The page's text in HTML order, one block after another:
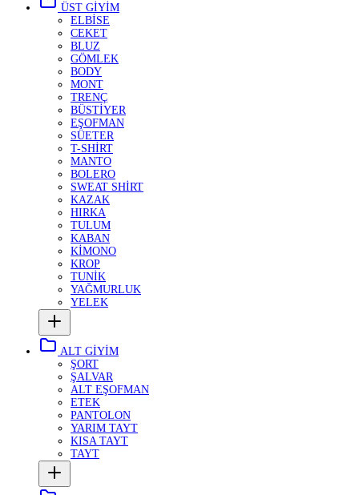
ÜST GİYİM
ELBİSE
CEKET
BLUZ
GÖMLEK
BODY
MONT
TRENÇ
BÜSTİYER
EŞOFMAN
SÜETER
T-SHİRT
MANTO
BOLERO
SWEAT SHİRT
KAZAK
HIRKA
TULUM
KABAN
KİMONO
KROP
TUNİK
YAĞMURLUK
YELEK
ALT GİYİM
ŞORT
ŞALVAR
ALT EŞOFMAN
ETEK
PANTOLON
YARIM TAYT
KISA TAYT
TAYT